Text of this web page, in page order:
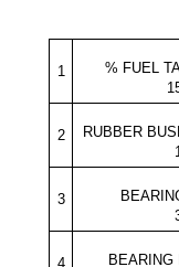
1
% FUEL
2
RUBBER
3
4
BEARING